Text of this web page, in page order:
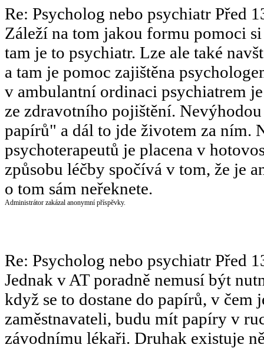
Re: Psycholog nebo psychiatr Před
Záleží na tom jakou formu pomoci
tam je to psychiatr. Lze ale také
a tam je pomoc zajištěna
v ambulantní ordinaci psychiatrem
ze zdravotního pojištění.
papírů" a dál to jde životem za ním.
psychoterapeutů je placena v
způsobu léčby spočívá v tom, že je
o tom sám neřeknete.
Administrátor zakázal anonymní příspěvky.
Re: Psycholog nebo psychiatr Před
Jednak v AT poradně nemusí být
když se to dostane do papírů, v čem
zaměstnavateli, budu mít papíry v
závodnímu lékaři. Druhak existuje